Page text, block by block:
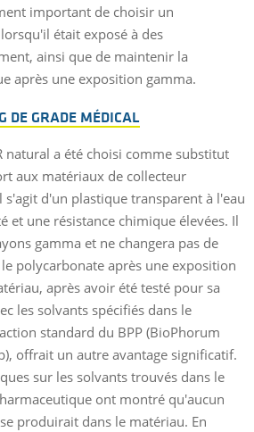
important de choisir un
était exposé à des
ainsi que de maintenir la
après une exposition gamma.
DE GRADE MÉDICAL
natural a été choisi comme substitut
aux matériaux de collecteur
s'agit d'un plastique transparent à l'eau
et une résistance chimique élevées. Il
gamma et ne changera pas de
polycarbonate après une exposition
après avoir été testé pour sa
les solvants spécifiés dans le
standard du BPP (BioPhorum
offrait un autre avantage significatif.
sur les solvants trouvés dans le
ont montré qu'aucun
produirait dans le matériau. En